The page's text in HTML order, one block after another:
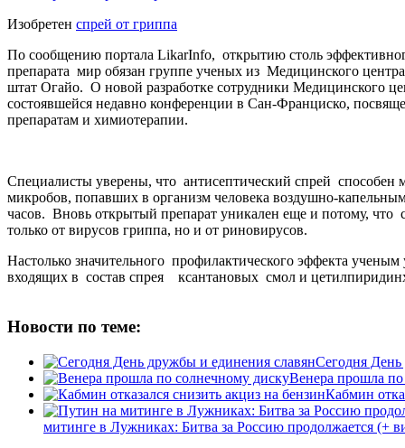
Изобретен спрей от гриппа
По сообщению портала LikarInfo, открытию столь
препарата мир обязан группе ученых из Медицинского
штат Огайо. О новой разработке сотрудники Медицинского
состоявшейся недавно конференции в Сан-Франциско,
препаратам и химиотерапии.
Специалисты уверены, что антисептический спрей способен
микробов, попавших в организм человека воздушно-
часов. Вновь открытый препарат уникален еще и потому, что
только от вирусов гриппа, но и от риновирусов.
Настолько значительного профилактического эффекта ученым
входящих в состав спрея ксантановых смол и
Новости по теме:
Сегодня
Венера прошла
Кабмин
митинге в Лужниках: Битва за Россию продолжается (+